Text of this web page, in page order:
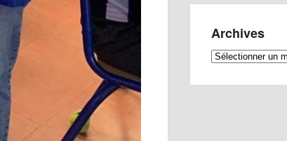
Archives
Archives